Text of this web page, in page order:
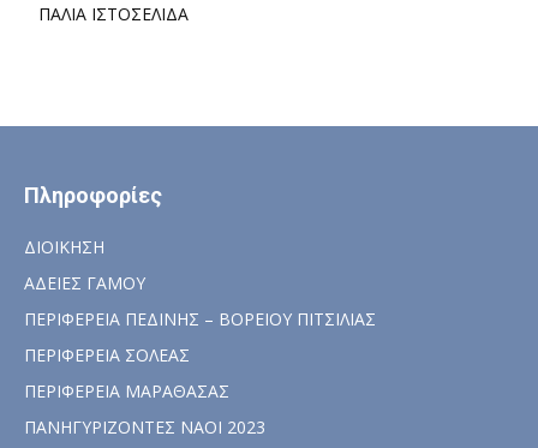
ΠΑΛΙΑ ΙΣΤΟΣΕΛΙΔΑ
Πληροφορίες
ΔΙΟΙΚΗΣΗ
ΑΔΕΙΕΣ ΓΑΜΟΥ
ΠΕΡΙΦΕΡΕΙΑ ΠΕΔΙΝΗΣ – ΒΟΡΕΙΟΥ ΠΙΤΣΙΛΙΑΣ
ΠΕΡΙΦΕΡΕΙΑ ΣΟΛΕΑΣ
ΠΕΡΙΦΕΡΕΙΑ ΜΑΡΑΘΑΣΑΣ
ΠΑΝΗΓΥΡΙΖΟΝΤΕΣ ΝΑΟΙ 2023